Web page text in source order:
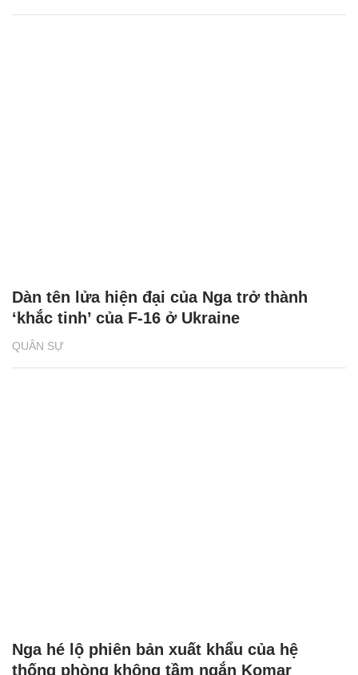
QUÂN SỰ
Dàn tên lửa hiện đại của Nga trở thành
‘khắc tinh’ của F-16 ở Ukraine
Nga hé lộ phiên bản xuất khẩu của hệ
thống phòng không tầm ngắn Komar